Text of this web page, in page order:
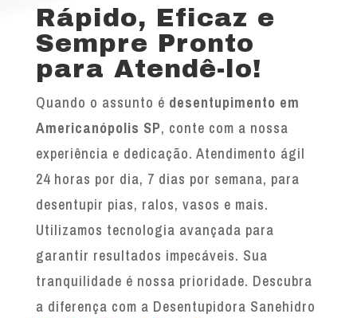
Rápido, Eficaz e
Sempre Pronto
para Atendê-lo!
Quando o assunto é desentupimento em
Americanópolis SP, conte com a nossa
experiência e dedicação. Atendimento ágil
24 horas por dia, 7 dias por semana, para
desentupir pias, ralos, vasos e mais.
Utilizamos tecnologia avançada para
garantir resultados impecáveis. Sua
tranquilidade é nossa prioridade. Descubra
a diferença com a Desentupidora Sanehidro